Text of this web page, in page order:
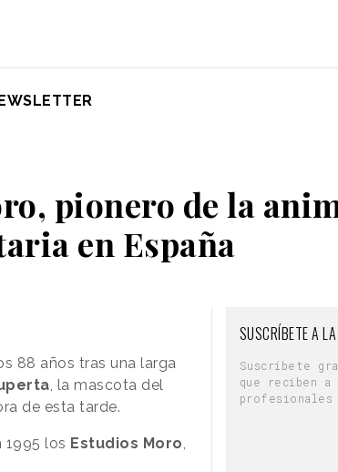
pionero de la
en España
88 años tras una larga
, la mascota del
de esta tarde.
1995 los Estudios Moro
SUSCRÍBETE A
Suscríbete
que reciben a